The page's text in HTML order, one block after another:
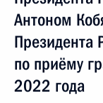
Антоном
Президента
по приёму
2022 года